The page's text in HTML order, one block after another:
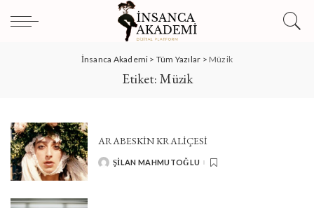
İnsanca Akademi > Tüm Yazılar > Müzik
Etiket: Müzik
ARABESKIN KRALIÇESI
POSTED
ŞILAN MAHMUTOĞLU